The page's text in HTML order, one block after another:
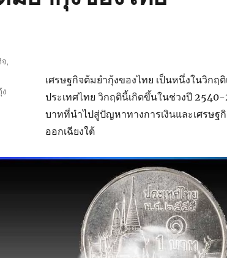
เศรษฐกิจต้มยำกุ้งของไทย เป็นหนึ่งในวิก
ประเทศไทย วิกฤตินี้เกิดขึ้นในช่วงปี
บาทที่นำไปสู่ปัญหาทางการเงินและเศรษฐ
ออกเฉียงใต้
จ,
ง